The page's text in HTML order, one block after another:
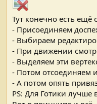
Тут конечно есть ещё
- Присоединяем
- Выбираем
- При движении
- Выделяем эти
- Потом отсоединяем
- А потом опять
PS: Для Готики